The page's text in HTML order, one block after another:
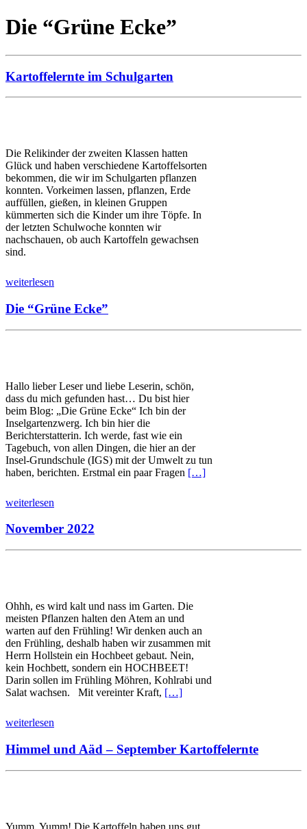
Die “Grüne Ecke”
Kartoffelernte im Schulgarten
Die Relikinder der zweiten Klassen hatten
Glück und haben verschiedene Kartoffelsorten
bekommen, die wir im Schulgarten pflanzen
konnten. Vorkeimen lassen, pflanzen, Erde
auffüllen, gießen, in kleinen Gruppen
kümmerten sich die Kinder um ihre Töpfe. In
der letzten Schulwoche konnten wir
nachschauen, ob auch Kartoffeln gewachsen
sind.
weiterlesen
Die “Grüne Ecke”
Hallo lieber Leser und liebe Leserin, schön,
dass du mich gefunden hast… Du bist hier
beim Blog: „Die Grüne Ecke“ Ich bin der
Inselgartenzwerg. Ich bin hier die
Berichterstatterin. Ich werde, fast wie ein
Tagebuch, von allen Dingen, die hier an der
Insel-Grundschule (IGS) mit der Umwelt zu tun
haben, berichten. Erstmal ein paar Fragen […]
weiterlesen
November 2022
Ohhh, es wird kalt und nass im Garten. Die
meisten Pflanzen halten den Atem an und
warten auf den Frühling! Wir denken auch an
den Frühling, deshalb haben wir zusammen mit
Herrn Hollstein ein Hochbeet gebaut. Nein,
kein Hochbett, sondern ein HOCHBEET!
Darin sollen im Frühling Möhren, Kohlrabi und
Salat wachsen. Mit vereinter Kraft, […]
weiterlesen
Himmel und Aäd – September Kartoffelernte
Yumm, Yumm! Die Kartoffeln haben uns gut